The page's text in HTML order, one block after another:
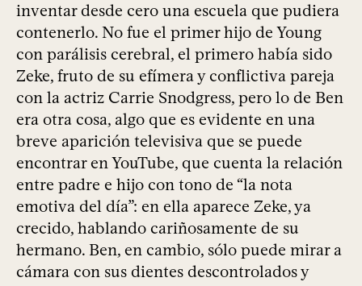
inventar desde cero una escuela que pudiera
contenerlo. No fue el primer hijo de Young
con parálisis cerebral, el primero había sido
Zeke, fruto de su efímera y conflictiva pareja
con la actriz Carrie Snodgress, pero lo de Ben
era otra cosa, algo que es evidente en una
breve aparición televisiva que se puede
encontrar en YouTube, que cuenta la relación
entre padre e hijo con tono de “la nota
emotiva del día”: en ella aparece Zeke, ya
crecido, hablando cariñosamente de su
hermano. Ben, en cambio, sólo puede mirar a
cámara con sus dientes descontrolados y